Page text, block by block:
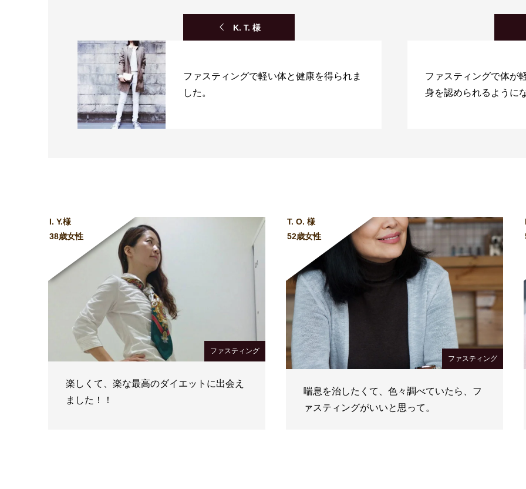
K. T. 様
ファスティングで軽い体と健康を得られま
した。
ファスティングで体が
身を認められるように
I. Y.様
38歳女性
ファスティング
楽しくて、楽な最高のダイエットに出会え
ました！！
T. O. 様
52歳女性
ファスティング
喘息を治したくて、色々調べていたら、フ
ァスティングがいいと思って。